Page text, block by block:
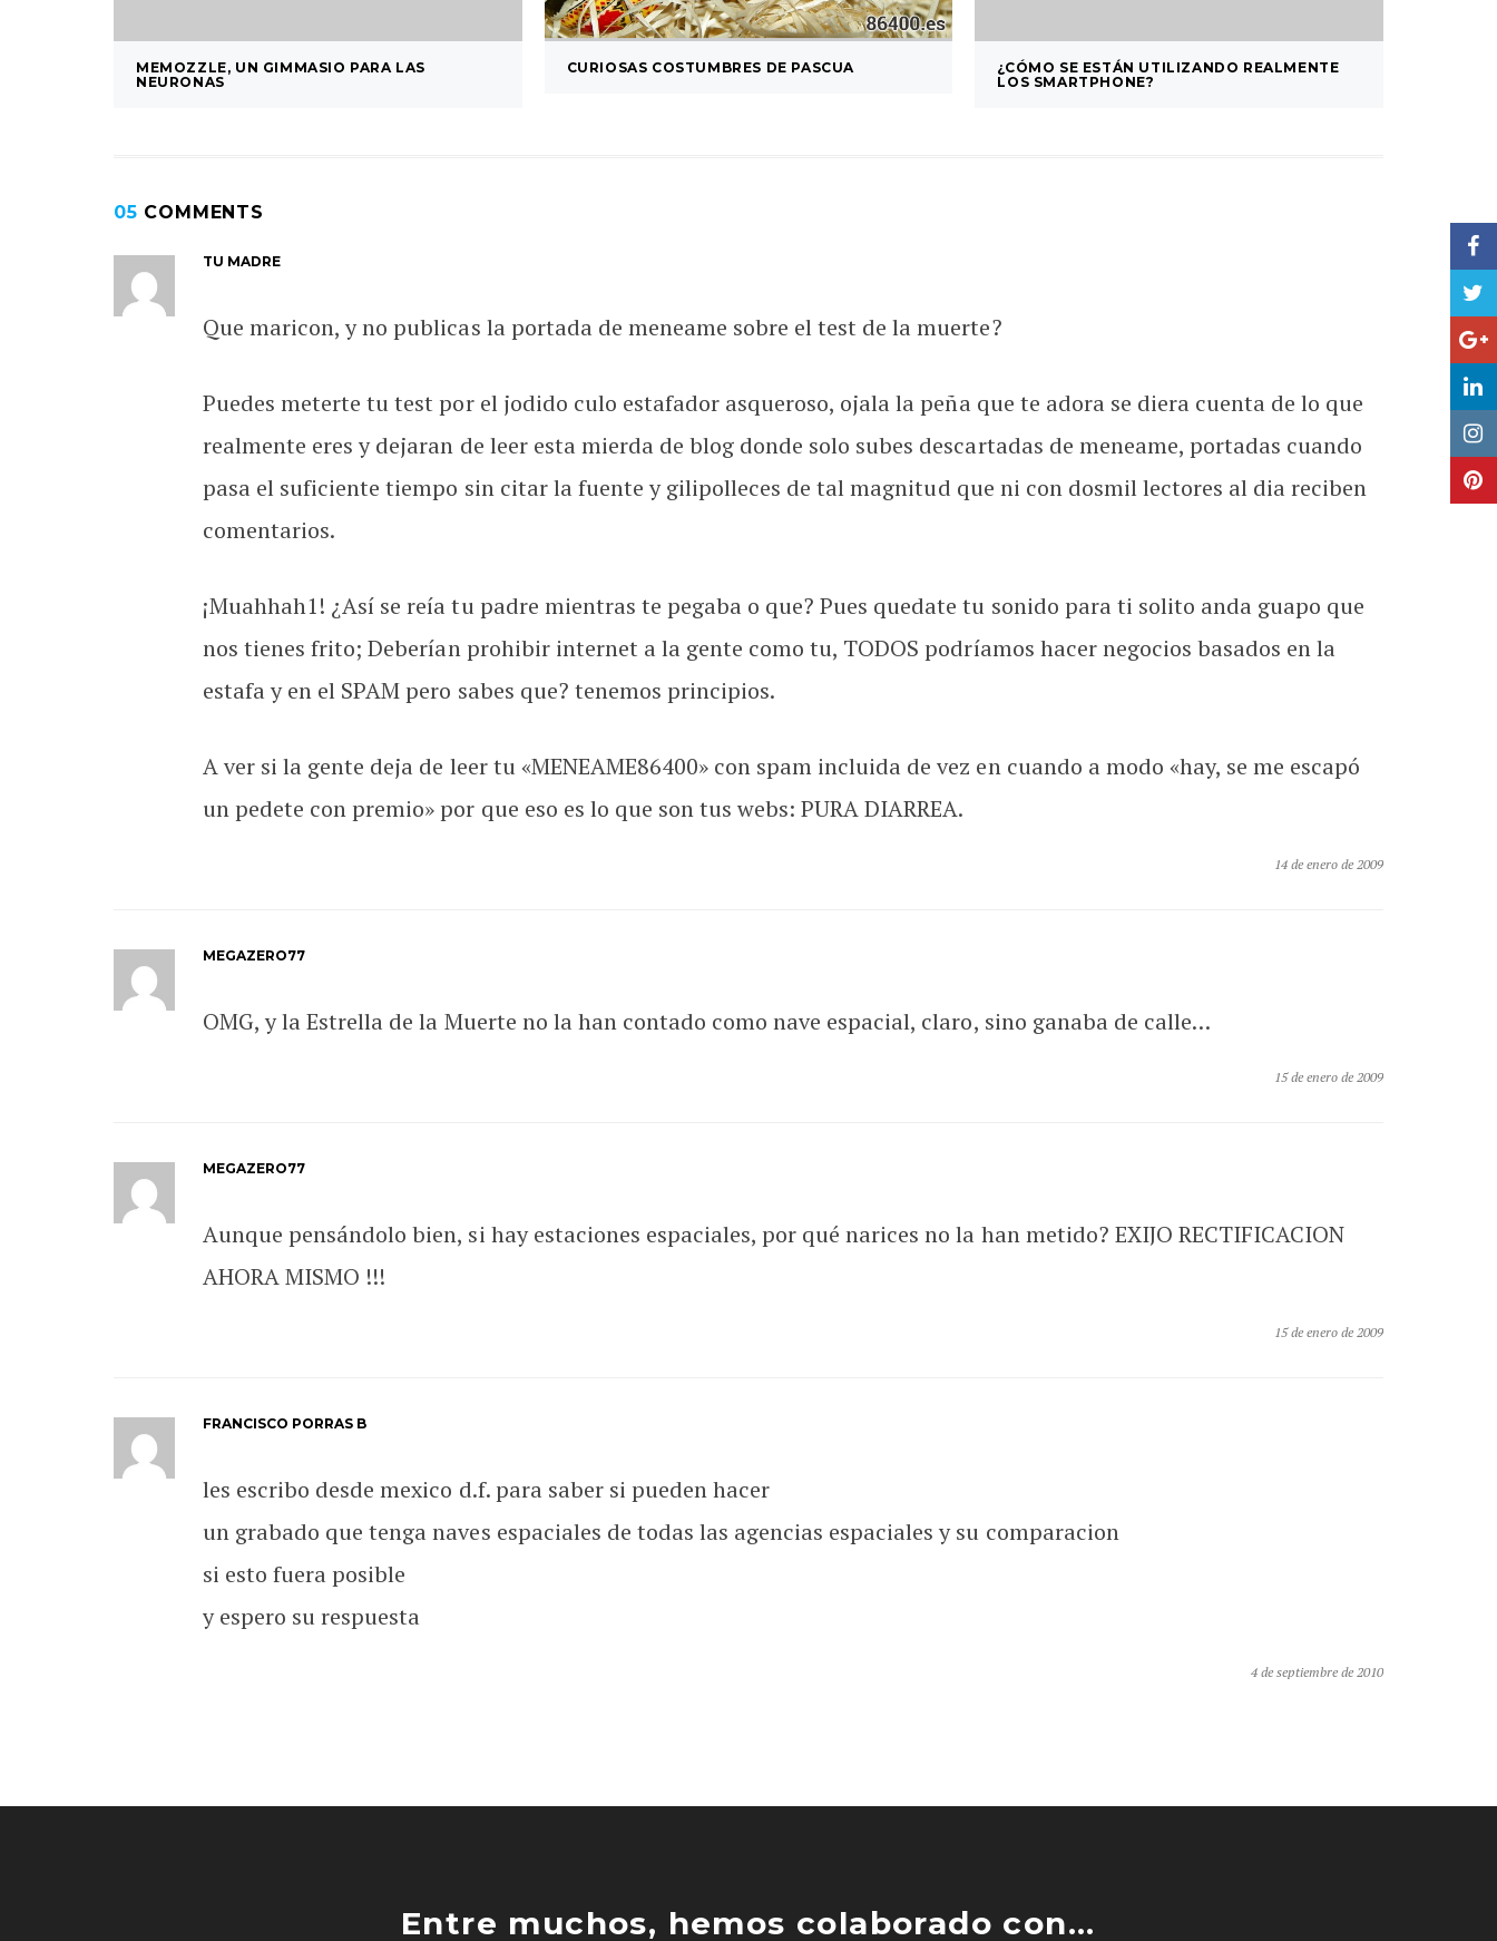
MEMOZZLE, UN GIMMASIO PARA LAS
NEURONAS
CURIOSAS COSTUMBRES DE PASCUA
¿CÓMO SE ESTÁN UTILIZANDO REALMENTE
LOS SMARTPHONE?
05 COMMENTS
TU MADRE
Que maricon, y no publicas la portada de meneame sobre el test de la muerte?
Puedes meterte tu test por el jodido culo estafador asqueroso, ojala la peña que te adora se diera cuenta de lo que
realmente eres y dejaran de leer esta mierda de blog donde solo subes descartadas de meneame, portadas cuando
pasa el suficiente tiempo sin citar la fuente y gilipolleces de tal magnitud que ni con dosmil lectores al dia reciben
comentarios.
¡Muahhah1! ¿Así se reía tu padre mientras te pegaba o que? Pues quedate tu sonido para ti solito anda guapo que
nos tienes frito; Deberían prohibir internet a la gente como tu, TODOS podríamos hacer negocios basados en la
estafa y en el SPAM pero sabes que? tenemos principios.
A ver si la gente deja de leer tu «MENEAME86400» con spam incluida de vez en cuando a modo «hay, se me escapó
un pedete con premio» por que eso es lo que son tus webs: PURA DIARREA.
14 de enero de 2009
MEGAZERO77
OMG, y la Estrella de la Muerte no la han contado como nave espacial, claro, sino ganaba de calle…
15 de enero de 2009
MEGAZERO77
Aunque pensándolo bien, si hay estaciones espaciales, por qué narices no la han metido? EXIJO RECTIFICACION
AHORA MISMO !!!
15 de enero de 2009
FRANCISCO PORRAS B
les escribo desde mexico d.f. para saber si pueden hacer
un grabado que tenga naves espaciales de todas las agencias espaciales y su comparacion
si esto fuera posible
y espero su respuesta
4 de septiembre de 2010
Entre muchos, hemos colaborado con...